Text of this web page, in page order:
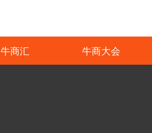
牛商汇 牛商大会